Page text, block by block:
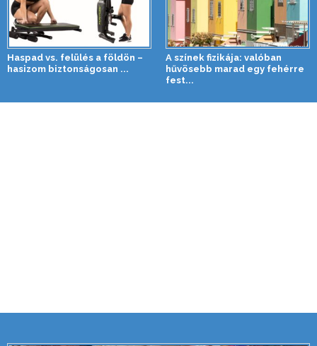
Haspad vs. felülés a földön –
hasizom biztonságosan ...
A színek fizikája: valóban
hűvösebb marad egy fehérre
fest...